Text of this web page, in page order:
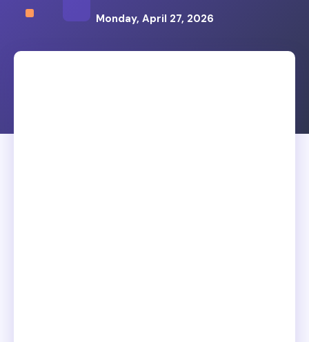
Monday, April 27, 2026